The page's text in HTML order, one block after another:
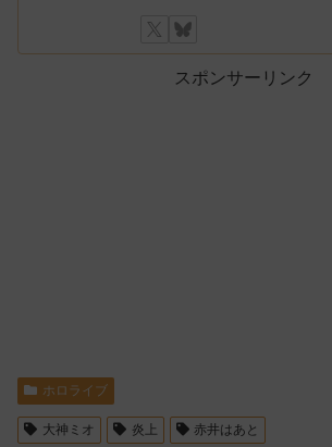
スポンサーリンク
ホロライブ
大神ミオ 炎上 赤井はあと